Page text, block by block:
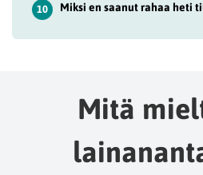
10 Miksi en saanut rahaa heti
Mitä